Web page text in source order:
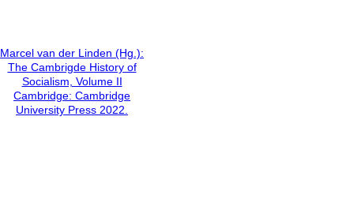
Marcel van der Linden (Hg.):
The Cambrigde History of
Socialism, Volume II
Cambridge: Cambridge
University Press 2022.